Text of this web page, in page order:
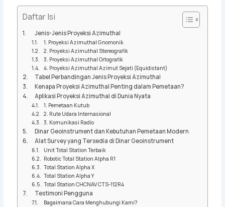
Daftar Isi
Jenis-Jenis Proyeksi Azimuthal
1. Proyeksi Azimuthal Gnomonik
2. Proyeksi Azimuthal Stereografik
3. Proyeksi Azimuthal Ortografik
4. Proyeksi Azimuthal Azimut Sejati (Equidistant)
Tabel Perbandingan Jenis Proyeksi Azimuthal
Kenapa Proyeksi Azimuthal Penting dalam Pemetaan?
Aplikasi Proyeksi Azimuthal di Dunia Nyata
1. Pemetaan Kutub
2. Rute Udara Internasional
3. Komunikasi Radio
Dinar Geoinstrument dan Kebutuhan Pemetaan Modern
Alat Survey yang Tersedia di Dinar Geoinstrument
Unit Total Station Terbaik
Robotic Total Station Alpha R1
Total Station Alpha X
Total Station Alpha Y
Total Station CHCNAV CTS-112R4
Testimoni Pengguna
Bagaimana Cara Menghubungi Kami?